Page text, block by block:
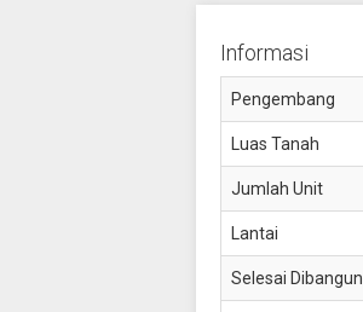
Informasi
Pengembang
Luas Tanah
Jumlah Unit
Lantai
Selesai Dibangun